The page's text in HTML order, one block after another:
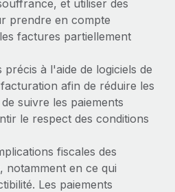
et utiliser des
prendre en compte
factures partiellement
précis à l'aide de logiciels de
afin de réduire les
suivre les paiements
le respect des conditions
fiscales des
notamment en ce qui
Les paiements